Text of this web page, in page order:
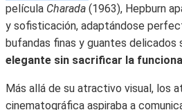
película Charada (1963), Hepburn
y sofisticación, adaptándose
bufandas finas y guantes
elegante sin sacrificar la
Más allá de su atractivo visual, los
cinematográfica aspiraba a